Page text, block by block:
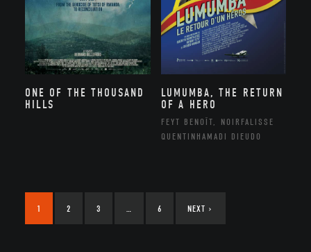
ONE OF THE THOUSAND
HILLS
LUMUMBA, THE RETURN
OF A HERO
FEYT BENOÎT, NOIRFALISSE
QUENTINHAMADI DIEUDO
1 2 3 6 NEXT ›